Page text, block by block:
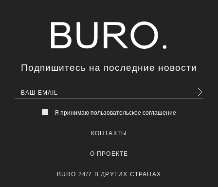
Подпишитесь на последние новости
Я принимаю пользовательское соглашение
КОНТАКТЫ
О ПРОЕКТЕ
BURO 24/7 В ДРУГИХ СТРАНАХ